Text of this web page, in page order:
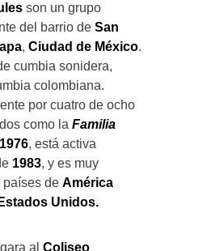
son un grupo
del barrio de San
, Ciudad de México.
cumbia sonidera,
colombiana.
por cuatro de ocho
como la Familia
1976, está activa
1983, y es muy
países de América
Estados Unidos.
al Coliseo